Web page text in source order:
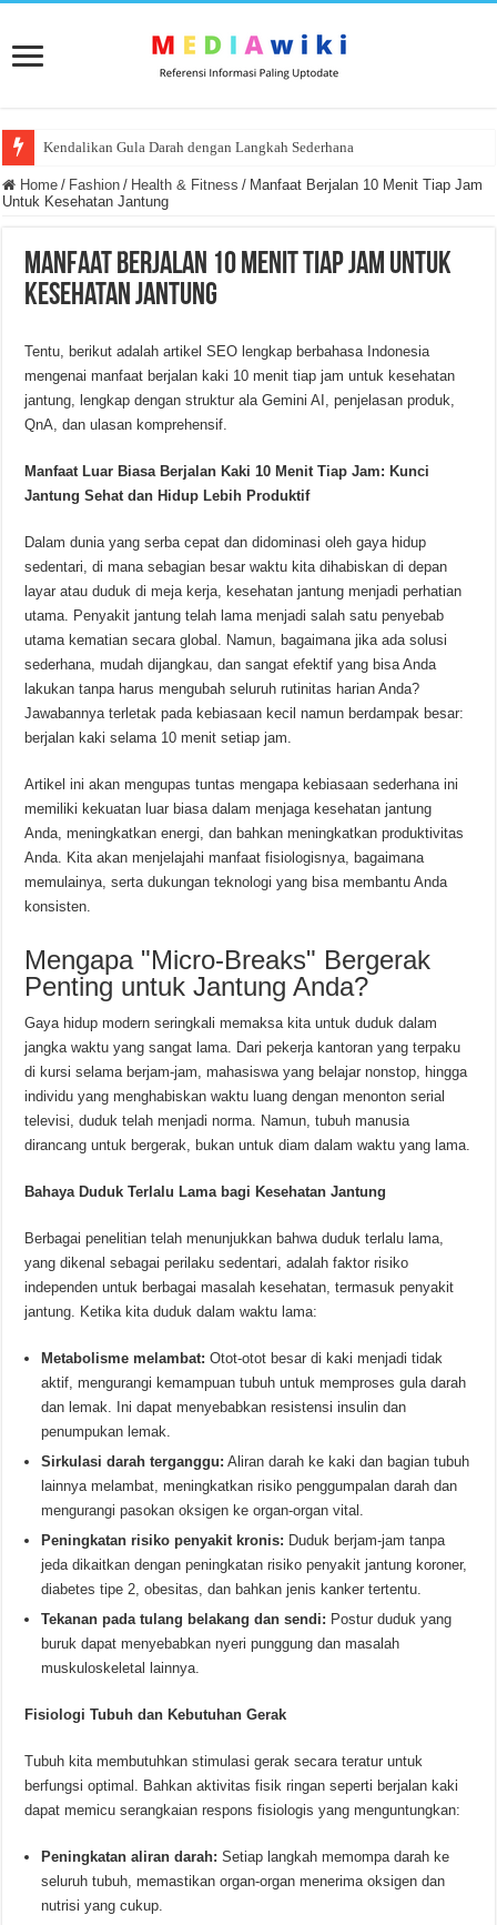
Kendalikan Gula Darah dengan Langkah Sederhana
Home / Fashion / Health & Fitness / Manfaat Berjalan 10 Menit Tiap Jam
Untuk Kesehatan Jantung
Manfaat Berjalan 10 Menit Tiap Jam Untuk
Kesehatan Jantung
Tentu, berikut adalah artikel SEO lengkap berbahasa Indonesia
mengenai manfaat berjalan kaki 10 menit tiap jam untuk kesehatan
jantung, lengkap dengan struktur ala Gemini AI, penjelasan produk,
QnA, dan ulasan komprehensif.
Manfaat Luar Biasa Berjalan Kaki 10 Menit Tiap Jam: Kunci
Jantung Sehat dan Hidup Lebih Produktif
Dalam dunia yang serba cepat dan didominasi oleh gaya hidup
sedentari, di mana sebagian besar waktu kita dihabiskan di depan
layar atau duduk di meja kerja, kesehatan jantung menjadi perhatian
utama. Penyakit jantung telah lama menjadi salah satu penyebab
utama kematian secara global. Namun, bagaimana jika ada solusi
sederhana, mudah dijangkau, dan sangat efektif yang bisa Anda
lakukan tanpa harus mengubah seluruh rutinitas harian Anda?
Jawabannya terletak pada kebiasaan kecil namun berdampak besar:
berjalan kaki selama 10 menit setiap jam.
Artikel ini akan mengupas tuntas mengapa kebiasaan sederhana ini
memiliki kekuatan luar biasa dalam menjaga kesehatan jantung
Anda, meningkatkan energi, dan bahkan meningkatkan produktivitas
Anda. Kita akan menjelajahi manfaat fisiologisnya, bagaimana
memulainya, serta dukungan teknologi yang bisa membantu Anda
konsisten.
Mengapa "Micro-Breaks" Bergerak
Penting untuk Jantung Anda?
Gaya hidup modern seringkali memaksa kita untuk duduk dalam
jangka waktu yang sangat lama. Dari pekerja kantoran yang terpaku
di kursi selama berjam-jam, mahasiswa yang belajar nonstop, hingga
individu yang menghabiskan waktu luang dengan menonton serial
televisi, duduk telah menjadi norma. Namun, tubuh manusia
dirancang untuk bergerak, bukan untuk diam dalam waktu yang lama.
Bahaya Duduk Terlalu Lama bagi Kesehatan Jantung
Berbagai penelitian telah menunjukkan bahwa duduk terlalu lama,
yang dikenal sebagai perilaku sedentari, adalah faktor risiko
independen untuk berbagai masalah kesehatan, termasuk penyakit
jantung. Ketika kita duduk dalam waktu lama:
Metabolisme melambat: Otot-otot besar di kaki menjadi tidak
aktif, mengurangi kemampuan tubuh untuk memproses gula darah
dan lemak. Ini dapat menyebabkan resistensi insulin dan
penumpukan lemak.
Sirkulasi darah terganggu: Aliran darah ke kaki dan bagian tubuh
lainnya melambat, meningkatkan risiko penggumpalan darah dan
mengurangi pasokan oksigen ke organ-organ vital.
Peningkatan risiko penyakit kronis: Duduk berjam-jam tanpa
jeda dikaitkan dengan peningkatan risiko penyakit jantung koroner,
diabetes tipe 2, obesitas, dan bahkan jenis kanker tertentu.
Tekanan pada tulang belakang dan sendi: Postur duduk yang
buruk dapat menyebabkan nyeri punggung dan masalah
muskuloskeletal lainnya.
Fisiologi Tubuh dan Kebutuhan Gerak
Tubuh kita membutuhkan stimulasi gerak secara teratur untuk
berfungsi optimal. Bahkan aktivitas fisik ringan seperti berjalan kaki
dapat memicu serangkaian respons fisiologis yang menguntungkan:
Peningkatan aliran darah: Setiap langkah memompa darah ke
seluruh tubuh, memastikan organ-organ menerima oksigen dan
nutrisi yang cukup.